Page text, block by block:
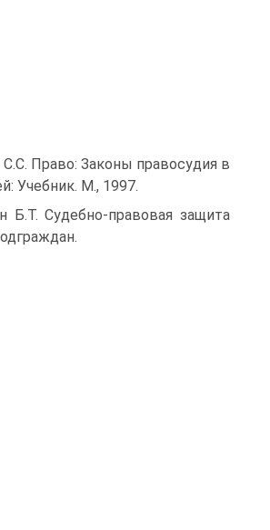
Право: Законы правосудия в
Учебник. М., 1997.
Б.Т. Судебно-правовая защита